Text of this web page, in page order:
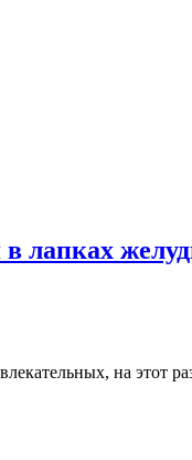
лапках
на этот